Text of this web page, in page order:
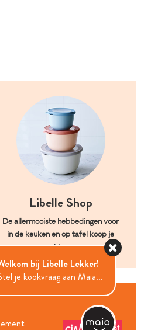
Libelle Shop
De allermooiste hebbedingen voor
in de keuken en op tafel koop je
hier.
bij Libelle Lekker!
je kookvraag aan Maia...